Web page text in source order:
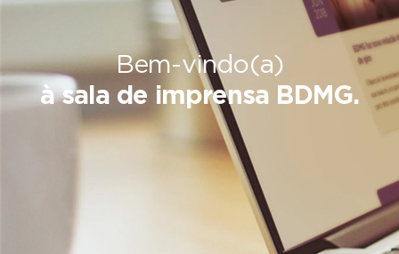
Bem-vindo(a)
à sala de imprensa BDMG.